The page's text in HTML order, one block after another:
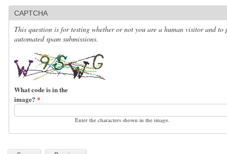
CAPTCHA
This question is for testing whether or not you are a human visitor and to
automated spam submissions.
What code is in the
image? *
Enter the characters shown in the image.